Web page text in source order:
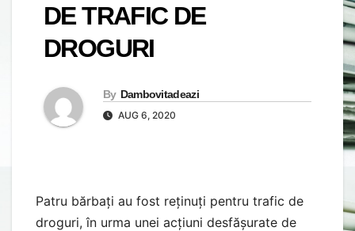
DE TRAFIC DE
DROGURI
By Dambovitadeazi
AUG 6, 2020
Patru bărbați au fost reținuți pentru trafic de
droguri, în urma unei acțiuni desfășurate de